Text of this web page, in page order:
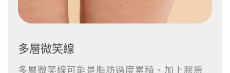
多層微笑線
多層微笑線可能是脂肪過度累積、加上膠原